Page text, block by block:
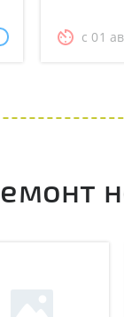
с 01